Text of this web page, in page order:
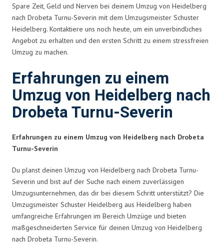
Spare Zeit, Geld und Nerven bei deinem Umzug von Heidelberg
nach Drobeta Turnu-Severin mit dem Umzugsmeister Schuster
Heidelberg. Kontaktiere uns noch heute, um ein unverbindliches
Angebot zu erhalten und den ersten Schritt zu einem stressfreien
Umzug zu machen.
Erfahrungen zu einem
Umzug von Heidelberg nach
Drobeta Turnu-Severin
Erfahrungen zu einem Umzug von Heidelberg nach Drobeta
Turnu-Severin
Du planst deinen Umzug von Heidelberg nach Drobeta Turnu-
Severin und bist auf der Suche nach einem zuverlässigen
Umzugsunternehmen, das dir bei diesem Schritt unterstützt? Die
Umzugsmeister Schuster Heidelberg aus Heidelberg haben
umfangreiche Erfahrungen im Bereich Umzüge und bieten
maßgeschneiderten Service für deinen Umzug von Heidelberg
nach Drobeta Turnu-Severin.